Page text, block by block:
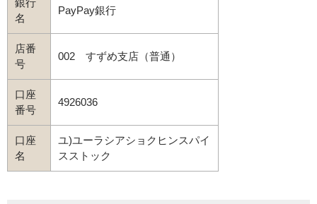
名
PayPay銀行
店番
号
002 すずめ支店（普通）
口座
番号
4926036
口座
名
ユ)ユーラシアショクヒンスパイ
スストック